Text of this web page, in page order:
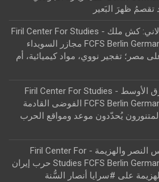
ظهرَ البَعير
مجازر السويداء 2025 للجولاني: كش ملك - Firil Center For Studies
FCFS Berlin Germany Dr. Jameel M. Shaheen مجازر السويداء
مصر؛ تفجير نووي، مواد كيميائية، أم
الفوضى القادمة على الشرق الأوسط - Firil Center For Studies
FCFS Berlin Germany Dr. Jameel M. Shaheen الفوضى القادمة
المتنورون يُحدّدون موعد ومواقع الحرب
حرب إيران إسرائيل، بمقياس النصر والهزيمة - Firil Center For
Studies FCFS Berlin Germany Dr. Jameel M. Shaheen حرب إيران
على #سرايا أنصار السُّنة